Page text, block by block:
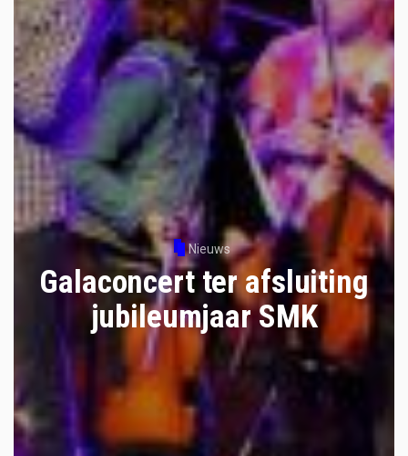
Nieuws
Galaconcert ter afsluiting
jubileumjaar SMK